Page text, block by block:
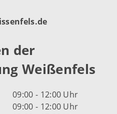
der
Weißenfels
09:00 - 12:00 Uhr
09:00 - 12:00 Uhr